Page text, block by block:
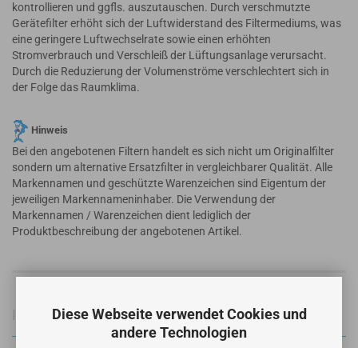
Diese Webseite verwendet Cookies und
andere Technologien
kontrollieren und ggfls. auszutauschen. Durch verschmutzte
Gerätefilter erhöht sich der Luftwiderstand des Filtermediums, was
eine geringere Luftwechselrate sowie einen erhöhten
Stromverbrauch und Verschleiß der Lüftungsanlage verursacht.
Durch die Reduzierung der Volumenströme verschlechtert sich in
der Folge das Raumklima.
Hinweis
Bei den angebotenen Filtern handelt es sich nicht um Originalfilter
sondern um alternative Ersatzfilter in vergleichbarer Qualität. Alle
Markennamen und geschützte Warenzeichen sind Eigentum der
jeweiligen Markennameninhaber. Die Verwendung der
Markennamen / Warenzeichen dient lediglich der
Produktbeschreibung der angebotenen Artikel.
Informationen zur Produktsicherheit